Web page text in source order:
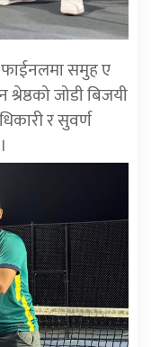
फाईनलमा समुह ए
श्रेष्ठको जोडी बिजयी
र सुवर्ण